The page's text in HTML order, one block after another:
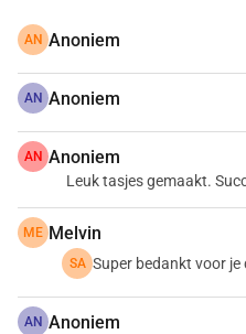
meer kansen voor later. Elke
Zou je de kinderen in
AN Anoniem
AN Anoniem
AN Anoniem
Leuk tasjes gemaakt.
ME Melvin
SA Super bedankt voor je
AN Anoniem